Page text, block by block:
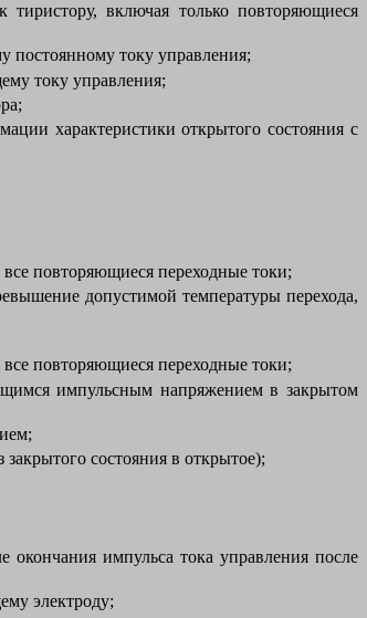
включая только повторяющиеся
постоянному току управления;
току управления;
характеристики открытого состояния с
повторяющиеся переходные токи;
допустимой температуры перехода,
повторяющиеся переходные токи;
импульсным напряжением в закрытом
состояния в открытое);
импульса тока управления после
электроду;